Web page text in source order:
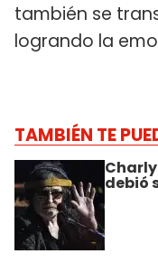
también se
logrando la
TAMBIÉN TE
debió